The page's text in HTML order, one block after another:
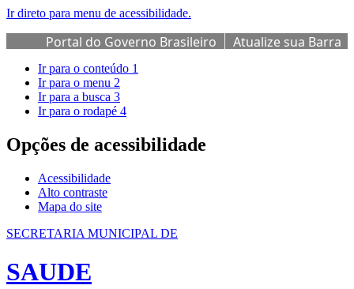
Ir direto para menu de acessibilidade.
Portal do Governo Brasileiro
Atualize sua Barra
de Governo
Ir para o conteúdo 1
Ir para o menu 2
Ir para a busca 3
Ir para o rodapé 4
Opções de acessibilidade
Acessibilidade
Alto contraste
Mapa do site
SECRETARIA MUNICIPAL DE
SAUDE